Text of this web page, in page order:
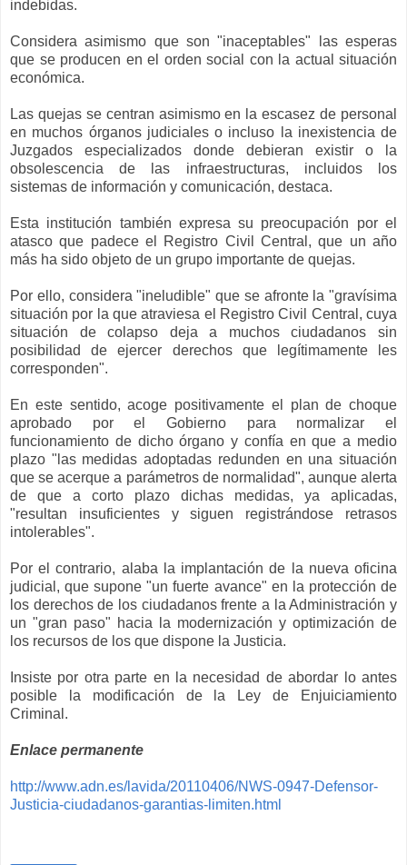
indebidas.
Considera asimismo que son "inaceptables" las esperas
que se producen en el orden social con la actual situación
económica.
Las quejas se centran asimismo en la escasez de personal
en muchos órganos judiciales o incluso la inexistencia de
Juzgados especializados donde debieran existir o la
obsolescencia de las infraestructuras, incluidos los
sistemas de información y comunicación, destaca.
Esta institución también expresa su preocupación por el
atasco que padece el Registro Civil Central, que un año
más ha sido objeto de un grupo importante de quejas.
Por ello, considera "ineludible" que se afronte la "gravísima
situación por la que atraviesa el Registro Civil Central, cuya
situación de colapso deja a muchos ciudadanos sin
posibilidad de ejercer derechos que legítimamente les
corresponden".
En este sentido, acoge positivamente el plan de choque
aprobado por el Gobierno para normalizar el
funcionamiento de dicho órgano y confía en que a medio
plazo "las medidas adoptadas redunden en una situación
que se acerque a parámetros de normalidad", aunque alerta
de que a corto plazo dichas medidas, ya aplicadas,
"resultan insuficientes y siguen registrándose retrasos
intolerables".
Por el contrario, alaba la implantación de la nueva oficina
judicial, que supone "un fuerte avance" en la protección de
los derechos de los ciudadanos frente a la Administración y
un "gran paso" hacia la modernización y optimización de
los recursos de los que dispone la Justicia.
Insiste por otra parte en la necesidad de abordar lo antes
posible la modificación de la Ley de Enjuiciamiento
Criminal.
Enlace permanente
http://www.adn.es/lavida/20110406/NWS-0947-Defensor-
Justicia-ciudadanos-garantias-limiten.html